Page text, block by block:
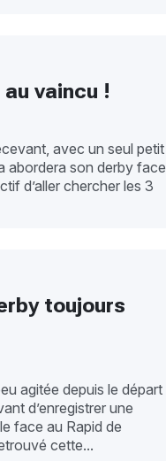
au vaincu !
avec un seul petit
abordera son derby face
d’aller chercher les 3
toujours
agitée depuis le départ
d’enregistrer une
face au Rapid de
cette...